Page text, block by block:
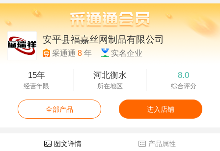
安平县福嘉丝网制品有限公司
采通通8 年 实名企业
15年
经营年限
河北衡水
所在地区
8.0
综合评分
全部产品 进入店铺
图文详情 产品属性